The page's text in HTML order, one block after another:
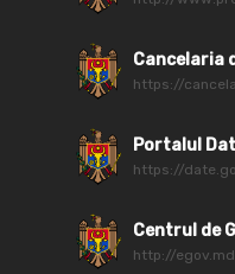
Cancelaria
https://
Portalul
https://
Centrul de
http://